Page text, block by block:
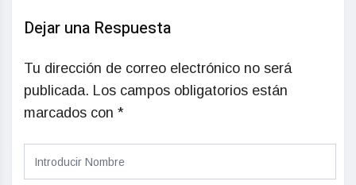
Dejar una Respuesta
Tu dirección de correo electrónico no será
publicada. Los campos obligatorios están
marcados con *